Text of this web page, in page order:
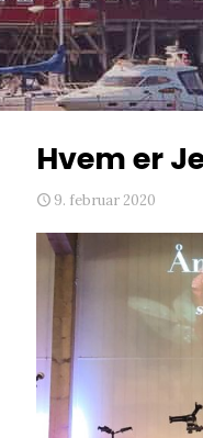
Hvem er
9. februar 2020